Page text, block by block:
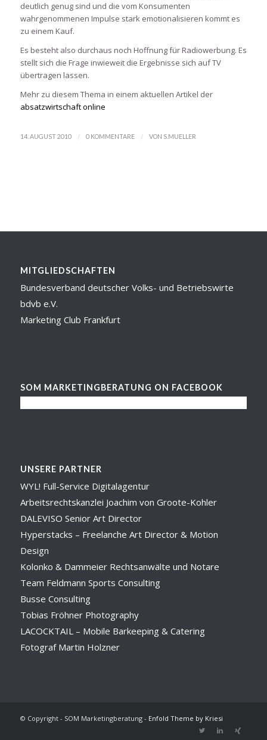
deutlich genug sind und die vom Konsumenten
wahrgenommenen Impulse stark emotionalisieren kommt es
zu einem Kauf.
Es besteht also durchaus noch Hoffnung für Radiowerbung. Es
stellt sich die Frage inwieweit die Ergebnisse sich auf TV
übertragen lassen.
Mehr zu diesem Thema in einem aktuellen Artikel der
absatzwirtschaft online
14. AUGUST 2010 / 0 KOMMENTARE / VON S.MUELLER
MITGLIEDSCHAFTEN
Bundesverband deutscher Volks- und Betriebswirte
bdvb e.V.
Marketing Club Frankfurt
SOM MARKETINGBERATUNG ON FACEBOOK
UNSERE PARTNER
WYL! Full-Service Digitalagentur
Arbeitsrechtskanzlei Joachim von Groote-Kohler
DALEVISO Senior Art Director
Hyperstacks – Freelanche Art Director & Motion
Design
Kolonko & Dammeier Rechtsanwälte und Notare
Team Feldmann Sports Consulting
Busse Consulting
Tobias Fröhner Photography
LACOCKTAIL – Mobile Barkeeping & Catering
Fotograf Martin Holzner
© Copyright - SOM Marketingberatung - Enfold Theme by Kriesi